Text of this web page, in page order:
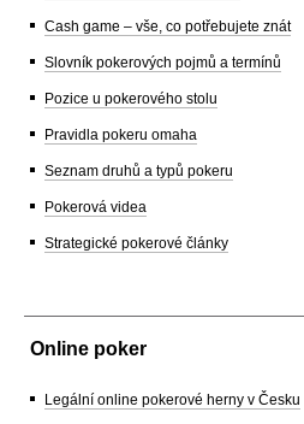
Cash game – vše, co potřebujete znát
Slovník pokerových pojmů a termínů
Pozice u pokerového stolu
Pravidla pokeru omaha
Seznam druhů a typů pokeru
Pokerová videa
Strategické pokerové články
Online poker
Legální online pokerové herny v Česku